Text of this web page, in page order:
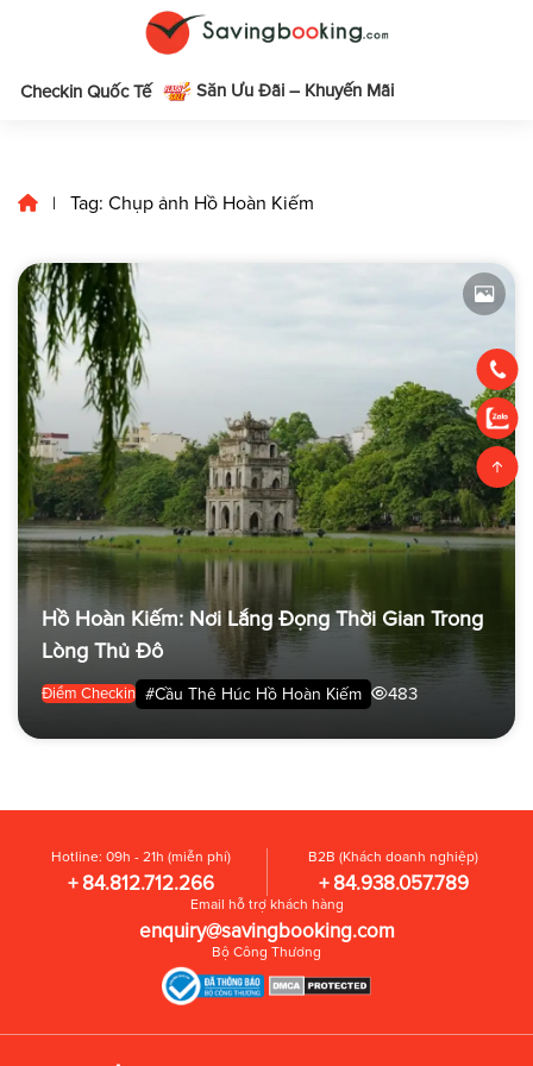
Checkin Quốc Tế Săn Ưu Đãi – Khuyến Mãi
| Tag: Chụp ảnh Hồ Hoàn Kiếm
Hồ Hoàn Kiếm: Nơi Lắng Đọng Thời Gian Trong
Lòng Thủ Đô
Điểm Checkin #Cầu Thê Húc Hồ Hoàn Kiếm 483
Hotline: 09h - 21h (miễn phí)
+ 84.812.712.266
B2B (Khách doanh nghiệp)
+ 84.938.057.789
Email hỗ trợ khách hàng
enquiry@savingbooking.com
Bộ Công Thương